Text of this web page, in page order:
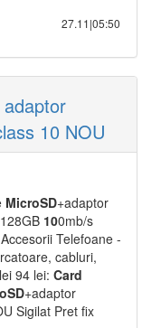
27.11|05:50
10 NOU
MicroSD+adaptor
128GB 100mb/s
Telefoane -
cabluri,
94 lei: Card
SD+adaptor
Sigilat Pret fix